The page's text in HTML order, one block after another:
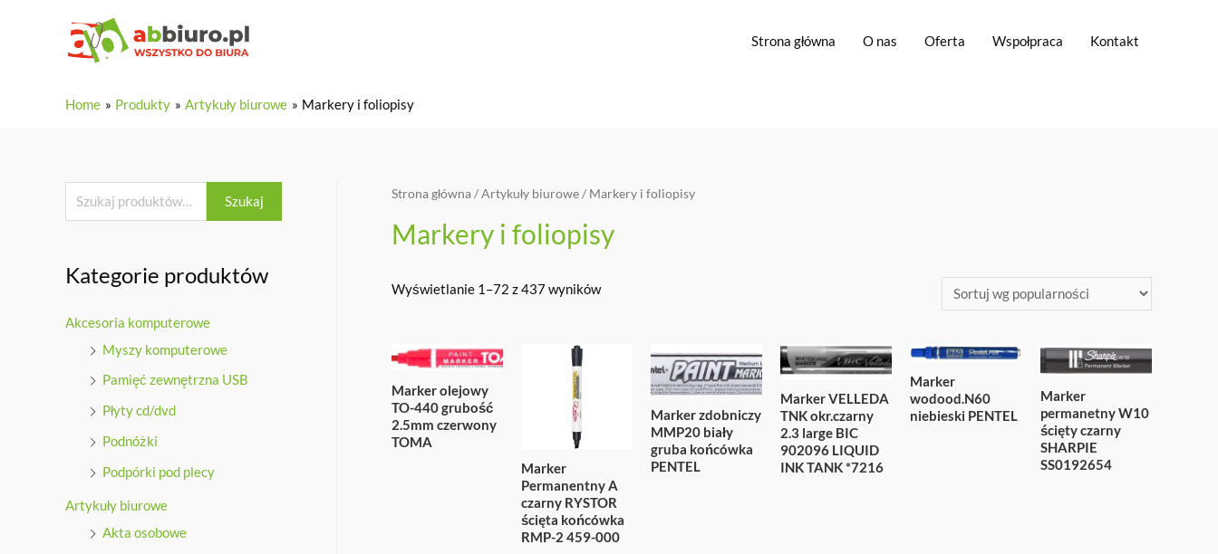
Strona główna O nas Oferta Wspołpraca Kontakt
www.xxxbookmark.net
Home Produkty Artykuły biurowe Markery i foliopisy
Szukaj
Kategorie produktów
Akcesoria komputerowe
Myszy komputerowe
Pamięć zewnętrzna USB
Płyty cd/dvd
Podnóżki
Podpórki pod plecy
Artykuły biurowe
Akta osobowe
Strona główna/Artykuły biurowe/ Markery i foliopisy
Markery i foliopisy
Wyświetlanie 1–72 z 437 wyników
Marker olejowy
TO-440 grubość
2.5mm czerwony
TOMA
Marker
Permanentny A
czarny RYSTOR
ścięta końcówka
RMP-2 459-000
Marker zdobniczy
MMP20 biały
gruba końcówka
PENTEL
Marker VELLEDA
TNK okr.czarny
2.3 large BIC
902096 LIQUID
INK TANK *7216
Marker
wodood.N60
niebieski PENTEL
Marker
permanetny W10
ścięty czarny
SHARPIE
SS0192654